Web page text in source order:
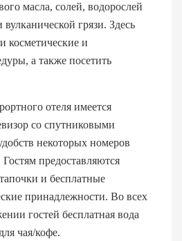
масла, солей, водорослей
грязи. Здесь
косметические и
а также посетить
отеля имеется
со спутниковыми
некоторых номеров
предоставляются
и бесплатные
принадлежности. Во всех
гостей бесплатная вода
чая/кофе.